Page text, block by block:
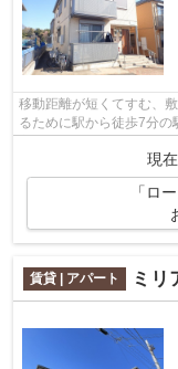
移動距離が短くてすむ、
るために駅から徒歩7分
現
「ロ
賃貸 | アパート ミリ